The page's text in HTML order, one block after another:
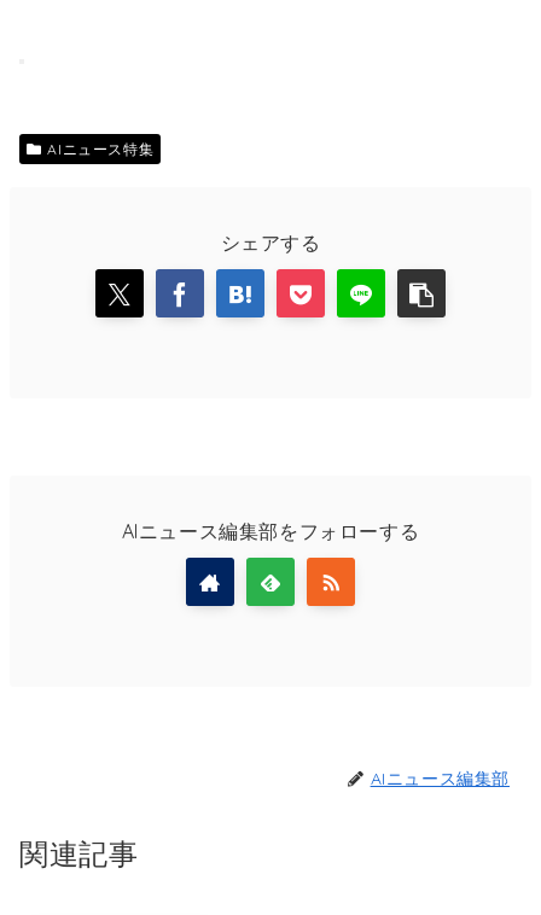
AIニュース特集
シェアする
AIニュース編集部をフォローする
AIニュース編集部
関連記事